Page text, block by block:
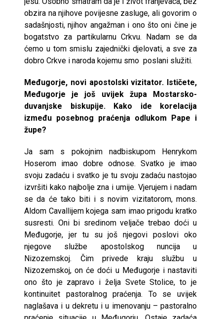
obzira na njihove povijesne zasluge, ali govorim o
sadašnjosti, njihov angažman i ono što oni čine je
bogatstvo za partikularnu Crkvu. Nadam se da
ćemo u tom smislu zajednički djelovati, a sve za
dobro Crkve i naroda kojemu smo poslani služiti.
Međugorje, novi apostolski vizitator. Ističete,
Međugorje je još uvijek župa Mostarsko-
duvanjske biskupije. Kako ide korelacija
između posebnog praćenja odlukom Pape i
župe?
Ja sam s pokojnim nadbiskupom Henrykom
Hoserom imao dobre odnose. Svatko je imao
svoju zadaću i svatko je tu svoju zadaću nastojao
izvršiti kako najbolje zna i umije. Vjerujem i nadam
se da će tako biti i s novim vizitatorom, mons.
Aldom Cavallijem kojega sam imao prigodu kratko
susresti. Oni bi sredinom veljače trebao doći u
Međugorje, jer tu su još njegovi poslovi oko
njegove službe apostolskog nuncija u
Nizozemskoj. Čim privede kraju službu u
Nizozemskoj, on će doći u Međugorje i nastaviti
ono što je zapravo i želja Svete Stolice, to je
kontinuitet pastoralnog praćenja. To se uvijek
naglašava i u dekretu i u imenovanju – pastoralno